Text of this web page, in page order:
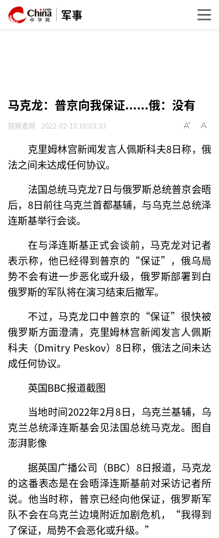
军事
马克龙：普京向我保证......俄：没有
观察者网 2022-02-10 10:03:33
克里姆林宫新闻发言人佩斯科夫8日称，俄
法之间未达成任何协议。
法国总统马克龙7日与俄罗斯总统普京会晤
后，8日前往乌克兰首都基辅，与乌克兰总统泽
连斯基举行会谈。
在与泽连斯基正式会谈前，马克龙对记者
表示称，他已经得到普京的“保证”，俄乌局
势不会有进一步恶化或升级，俄罗斯部署到白
俄罗斯的军队将在演习结束后撤军。
不过，马克龙口中普京的“保证”很快被
俄罗斯方面澄清，克里姆林宫新闻发言人佩斯
科夫（Dmitry Peskov）8日称，俄法之间未达
成任何协议。
英国BBC报道截图
当地时间2022年2月8日，乌克兰基辅，乌
克兰总统泽连斯基会见法国总统马克龙。图自
澎湃影像
据英国广播公司（BBC）8日报道，马克龙
的这番表态是在会晤泽连斯基前对采访记者所
说。他当时称，普京已经向他保证，俄罗斯军
队不会在乌克兰边境附近加剧危机，“我得到
了保证，局势不会恶化或升级。”